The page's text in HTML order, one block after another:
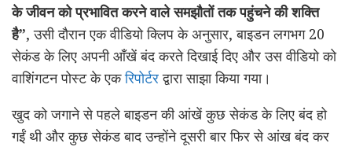
के जीवन को प्रभावित करने वाले समझौतों तक पहुंचने की शक्ति
है”, उसी दौरान एक वीडियो क्लिप के अनुसार, बाइडन लगभग 20
सेकंड के लिए अपनी आँखें बंद करते दिखाई दिए और उस वीडियो को
वाशिंगटन पोस्ट के एकरिपोर्टरद्वारा साझा किया गया।
खुद को जगाने से पहले बाइडन की आंखें कुछ सेकंड के लिए बंद हो
गईं थी और कुछ सेकंड बाद उन्होंने दूसरी बार फिर से आंख बंद कर